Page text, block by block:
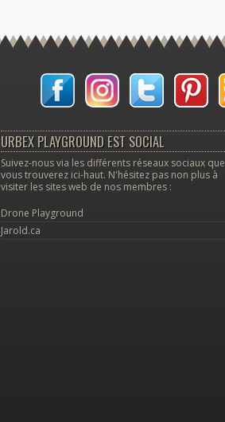
URBEX PLAYGROUND EST SOCIAL
Suivez-nous via les différents réseaux sociaux que
vous trouverez ici-haut. N'hésitez pas non plus à
visiter les sites web de nos membres :
Drone Playground
Jarold.ca